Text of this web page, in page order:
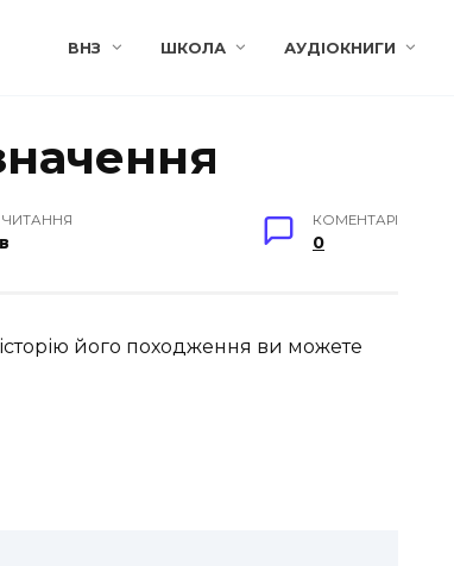
ВНЗ ШКОЛА АУДІОКНИГИ
ЧИТАННЯ КОМЕНТАРІ
0
його походження ви можете